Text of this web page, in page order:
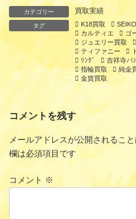
カテゴリー 買取実績
タグ K18買取 SEIKO
カルティエ
ゴ
ジュエリー買取
ティファニー
ﾘﾝｸﾞ
吉祥寺パ
指輪買取
純金
金貨買取
コメントを残す
メールアドレスが公開されること
欄は必須項目です
コメント ※